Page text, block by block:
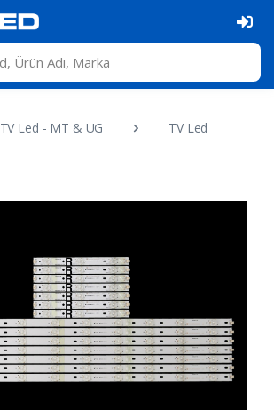
TV Led - MT & UG TV Led